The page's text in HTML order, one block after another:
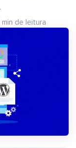
min de leitura